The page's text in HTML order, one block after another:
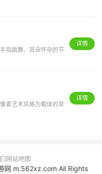
指跳舞、耳朵怀孕的节
详情
素艺术风格为载体的非
详情
网站地图
m.562xz.com All Rights